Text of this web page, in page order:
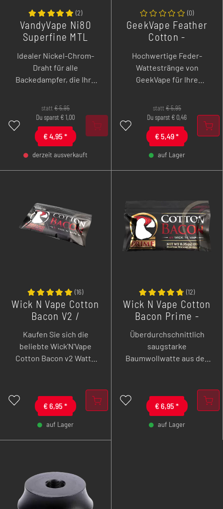
- +
statt€5,95
Du sparst € 1,00
€ 4,95 *
derzeit ausverkauft
(2)
VandyVape Ni80
Superfine MTL
30gax2(=)+38ga
Idealer Nickel-Chrom-
Draht für alle
Backedampfer, die Ihre
- +
statt€5,95
Du sparst € 0,46
€ 5,49*
auf Lager
(0)
GeekVape Feather
Cotton -
Wattestrang 20 Stk
Hochwertige Feder-
Wattestränge von
GeekVape für Ihre
- +
€ 6,95 *
auf Lager
(16)
Wick N Vape Cotton
Bacon V2 /
Watte 10 Gramm
Kaufen Sie sich die
beliebte Wick'N'Vape
Cotton Bacon v2 Watte
hitzebeständig und dazu
noch sehr saugfähig.
€ 6,95 *
auf Lager
(12)
Wick N Vape Cotton
Bacon Prime -
Wickelzubehör -
Watte 10 g
Überdurchschnittlich
saugstarke
Baumwollwatte aus den